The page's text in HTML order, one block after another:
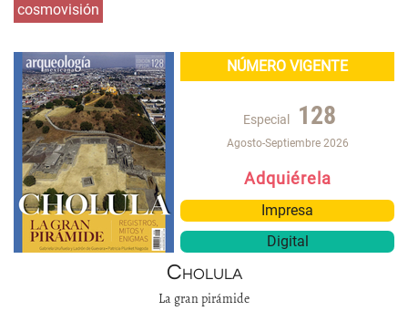
cosmovisión
NÚMERO VIGENTE
Especial 128
Agosto-Septiembre 2026
Adquiérela
Impresa
Digital
Cholula
La gran pirámide